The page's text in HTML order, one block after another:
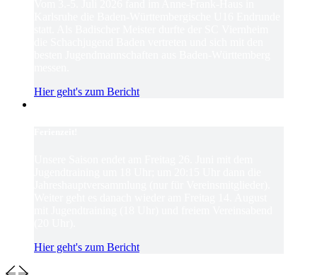
Hier geht's zum Bericht
Hier geht's zum Bericht